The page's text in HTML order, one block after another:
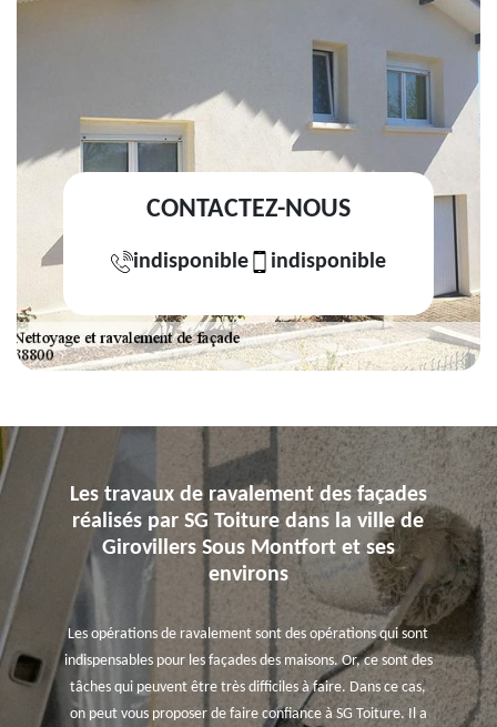
CONTACTEZ-NOUS
indisponible indisponible
Les travaux de ravalement des façades
réalisés par SG Toiture dans la ville de
Girovillers Sous Montfort et ses
environs
Les opérations de ravalement sont des opérations qui sont
indispensables pour les façades des maisons. Or, ce sont des
tâches qui peuvent être très difficiles à faire. Dans ce cas,
on peut vous proposer de faire confiance à SG Toiture. Il a